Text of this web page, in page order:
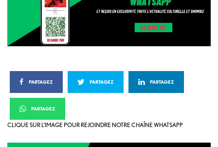
PARTAGEZ PARTAGEZ PARTAGEZ
PARTAGEZ
CLIQUE SUR L’IMAGE POUR REJOINDRE NOTRE CHAÎNE WHATSAPP